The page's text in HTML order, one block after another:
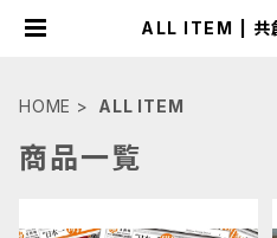
ALL ITEM | 共
HOME ALL ITEM
商品一覧